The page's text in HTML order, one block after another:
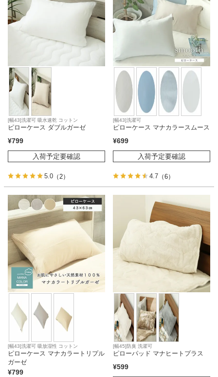
[幅43]洗濯可 吸水速乾 コットン
ピローケース ダブルガーゼ
¥799
入荷予定要確認
5.0 （2）
[幅43]洗濯可
ピローケース マナカラースムース
¥699
入荷予定要確認
4.7 （6）
[幅43]洗濯可 吸放湿性 コットン
ピローケース マナカラートリプル
ガーゼ
¥799
[幅45]防臭 洗濯可
ピローパッド マナヒートプラス
¥599